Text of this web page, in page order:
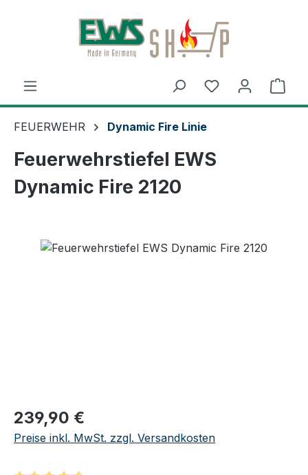
Zum Hauptinhalt springen
FEUERWEHR Dynamic Fire Linie
Feuerwehrstiefel EWS
Dynamic Fire 2120
Regulärer Preis:
239,90 €
Preise inkl. MwSt. zzgl. Versandkosten